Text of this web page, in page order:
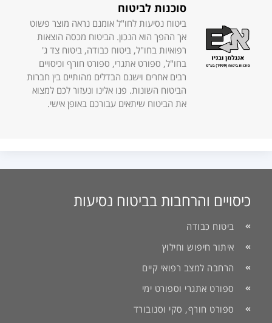
סוכנות לביטוח
ביטוח נסיעות לחו"ל אומנם נראה מוצר פשוט
אך ההפך הוא הנכון. הביטוח מכסה הוצאות
רפואיות בחו"ל, ביטוח כבודה, ביטוח צד ג'
בחו"ל, ספורט אתגרי, ספורט חורף וכיסויים
רבים אחרים וישנם הבדלים מהותיים בין חברות
הביטוח השונות. פנו אלינו ונעזור לכם למצוא
את הביטוח שיתאים עבורכם באופן אישי.
כיסויים והרחבות בביטוח נסיעות
ביטוח כבודה
איתור חיפוש וחילוץ
הרחבה למצב רפואי קיים
ספורט אתגרי וספורט ימי
ספורט חורף, סקי וסנובורד